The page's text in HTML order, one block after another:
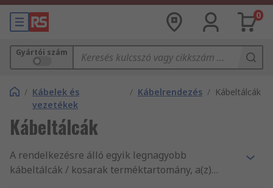
0
Gyártói szám
/ Kábelek és
vezetékek
/ Kábelrendezés / Kábeltálcák
Kábeltálcák
A rendelkezésre álló egyik legnagyobb
kábeltálcák / kosarak terméktartomány, a(z)